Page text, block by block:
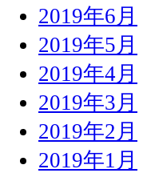
2019年6月
2019年5月
2019年4月
2019年3月
2019年2月
2019年1月